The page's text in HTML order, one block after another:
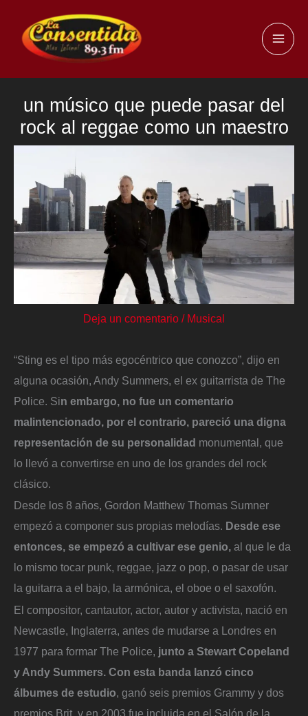
contenido
un músico que puede pasar del
rock al reggae como un maestro
Deja un comentario / Musical
“Sting es el tipo más egocéntrico que conozco”, dijo en
alguna ocasión, Andy Summers, el ex guitarrista de The
Police. Sin embargo, no fue un comentario
malintencionado, por el contrario, pareció una digna
representación de su personalidad monumental, que
lo llevó a convertirse en uno de los grandes del rock
clásico.
Desde los 8 años, Gordon Matthew Thomas Sumner
empezó a componer sus propias melodías. Desde ese
entonces, se empezó a cultivar ese genio, al que le da
lo mismo tocar punk, reggae, jazz o pop, o pasar de usar
la guitarra a el bajo, la armónica, el oboe o el saxofón.
El compositor, cantautor, actor, autor y activista, nació en
Newcastle, Inglaterra, antes de mudarse a Londres en
1977 para formar The Police, junto a Stewart Copeland
y Andy Summers. Con esta banda lanzó cinco
álbumes de estudio, ganó seis premios Grammy y dos
premios Brit, y en 2003 fue incluida en el Salón de la